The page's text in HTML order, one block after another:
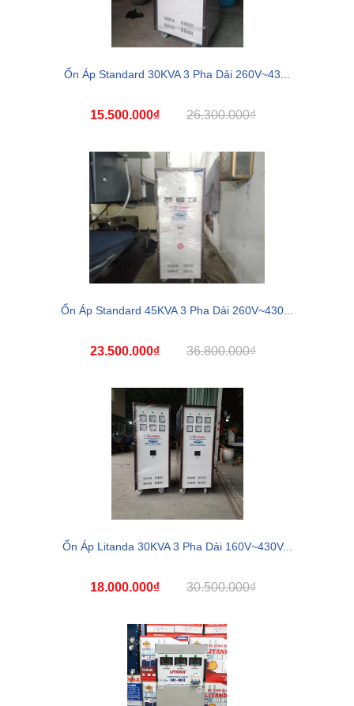
Ổn Áp Standard 30KVA 3 Pha Dải 260V~43...
15.500.000₫ 26.300.000₫
Ổn Áp Standard 45KVA 3 Pha Dải 260V~430...
23.500.000₫ 36.800.000₫
Ổn Áp Litanda 30KVA 3 Pha Dải 160V~430V...
18.000.000₫ 30.500.000₫